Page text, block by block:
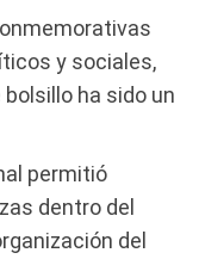
y sociales,
ha sido un
permitió
dentro del
del